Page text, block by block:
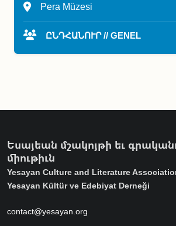
Pera Müzesi
ԸՆԴՀԱՆՈՒՐ // GENEL
Եսայեան մշակոյթի եւ
միութիւն
Yesayan Culture and Literature
Yesayan Kültür ve Edebiyat Derneği
contact@yesayan.org